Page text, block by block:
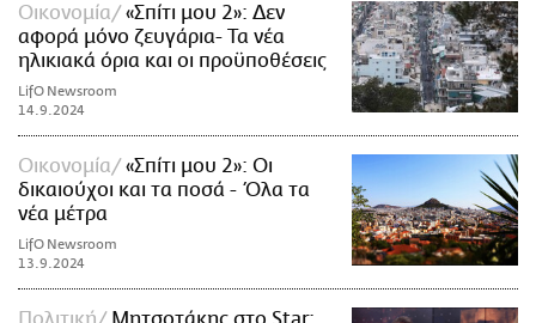
Οικονομία
«Σπίτι μου 2»: Δεν
αφορά μόνο ζευγάρια- Τα νέα
ηλικιακά όρια και οι προϋποθέσεις
LifO Newsroom
14.9.2024
Οικονομία
«Σπίτι μου 2»: Οι
δικαιούχοι και τα ποσά - Όλα τα
νέα μέτρα
LifO Newsroom
13.9.2024